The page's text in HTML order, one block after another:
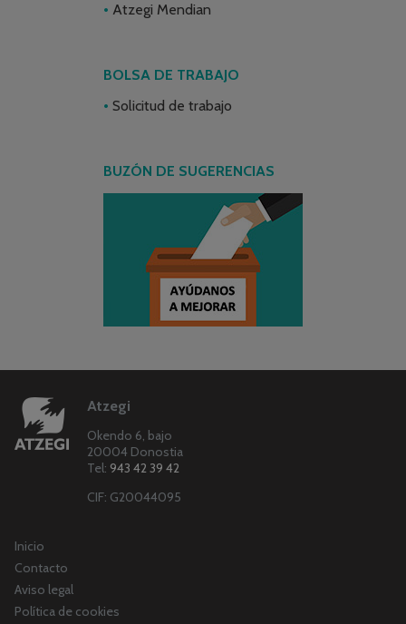
Atzegi Mendian
BOLSA DE TRABAJO
Solicitud de trabajo
BUZÓN DE SUGERENCIAS
Atzegi
Okendo 6, bajo
20004 Donostia
Tel: 943 42 39 42
CIF: G20044095
Inicio
Contacto
Aviso legal
Política de cookies